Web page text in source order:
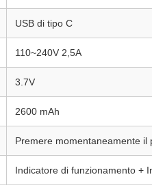
USB di tipo C
110~240V 2,5A
3.7V
2600 mAh
Premere momentaneamente il
Indicatore di funzionamento +